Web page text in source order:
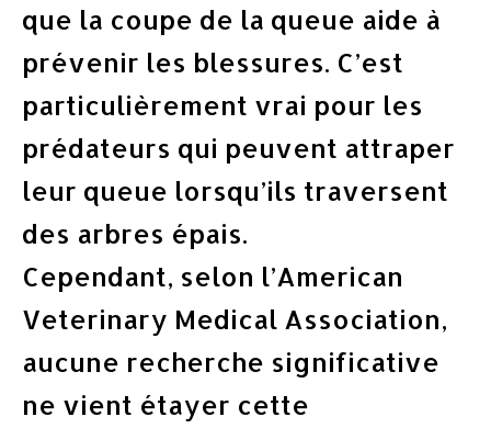
que la coupe de la queue aide à
prévenir les blessures. C’est
particulièrement vrai pour les
prédateurs qui peuvent attraper
leur queue lorsqu’ils traversent
des arbres épais.
Cependant, selon l’American
Veterinary Medical Association,
aucune recherche significative
ne vient étayer cette